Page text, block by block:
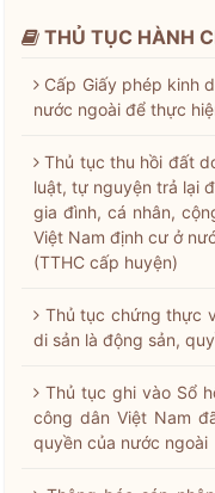
THỦ TỤC HÀNH
Cấp Giấy phép kinh
nước ngoài để thực
Thủ tục thu hồi đất
luật, tự nguyện trả lại
gia đình, cá nhân,
Việt Nam định cư ở
(TTHC cấp huyện)
Thủ tục chứng thực
di sản là động sản,
Thủ tục ghi vào Sổ
công dân Việt Nam
quyền của nước ngoài